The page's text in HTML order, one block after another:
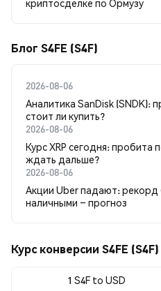
криптосделке по Ормузу
Блог S4FE (S4F)
2026-08-06
Аналитика SanDisk (SNDK):
стоит ли купить?
2026-08-06
Курс XRP сегодня: пробита
ждать дальше?
2026-08-06
Акции Uber падают:
наличными – прогноз
Курс конверсии S4FE (S4F)
1 S4F to USD